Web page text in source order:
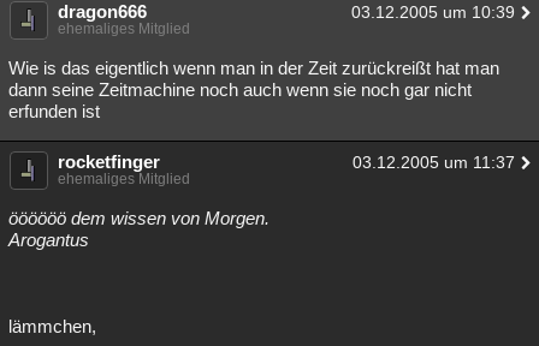
dragon666 03.12.2005 um 10:39
ehemaliges Mitglied
Wie is das eigentlich wenn man in der Zeit zurückreißt hat man
dann seine Zeitmachine noch auch wenn sie noch gar nicht
erfunden ist
rocketfinger 03.12.2005 um 11:37
ehemaliges Mitglied
öööööö dem wissen von Morgen.
Arogantus
lämmchen,